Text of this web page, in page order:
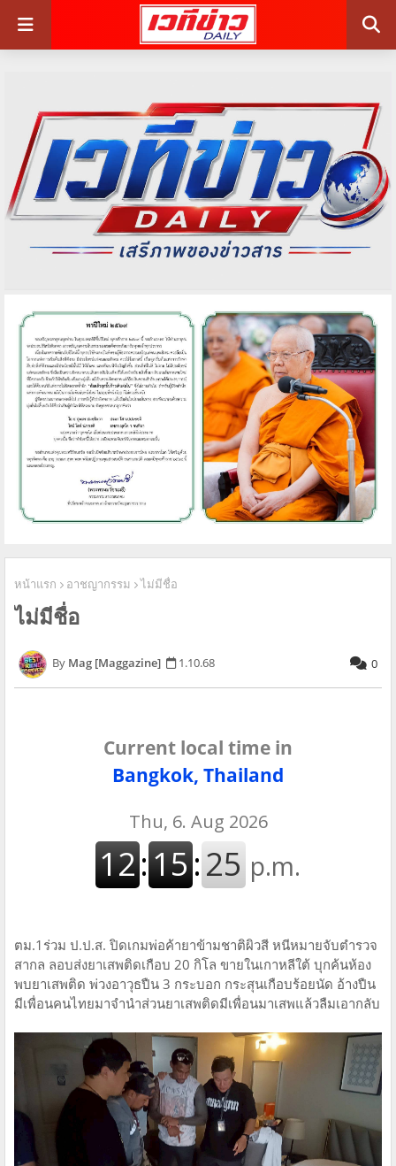
หน้าแรก อาชญากรรม ไม่มีชื่อ
ไม่มีชื่อ
Mag [Maggazine] 1.10.68 0
Current local time in
Bangkok, Thailand
ตม.1ร่วม ป.ป.ส. ปิดเกมพ่อค้ายาข้ามชาติผิวสี หนีหมายจับตำรวจ
สากล ลอบส่งยาเสพติดเกือบ 20 กิโล ขายในเกาหลีใต้ บุกค้นห้อง
พบยาเสพติด พ่วงอาวุธปืน 3 กระบอก กระสุนเกือบร้อยนัด อ้างปืน
มีเพื่อนคนไทยมาจำนำส่วนยาเสพติดมีเพื่อนมาเสพแล้วลืมเอากลับ